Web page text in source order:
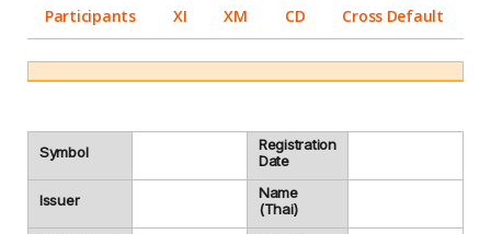
Participants XI XM CD Cross Default
Symbol
Registration
Date
Issuer
Name
(Thai)